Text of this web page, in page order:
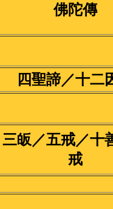
佛陀傳
四聖諦／十二
三皈／五戒／十
戒